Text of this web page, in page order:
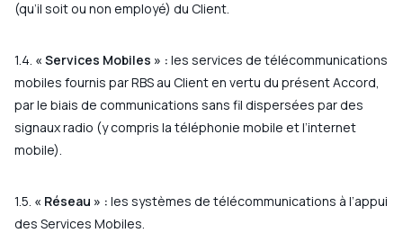
(qu’il soit ou non employé) du Client.
1.4. « Services Mobiles » : les services de télécommunications
mobiles fournis par RBS au Client en vertu du présent Accord,
par le biais de communications sans fil dispersées par des
signaux radio (y compris la téléphonie mobile et l’internet
mobile).
1.5. « Réseau » : les systèmes de télécommunications à l’appui
des Services Mobiles.